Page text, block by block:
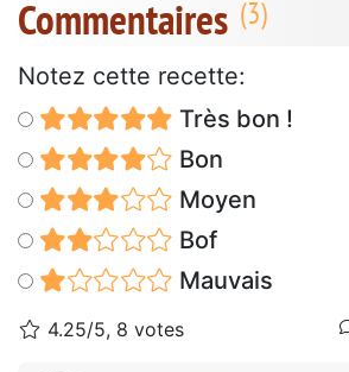
Commentaires
Notez cette recette:
Très bon !
Bon
Moyen
Bof
Mauvais
4.25/5, 8 votes